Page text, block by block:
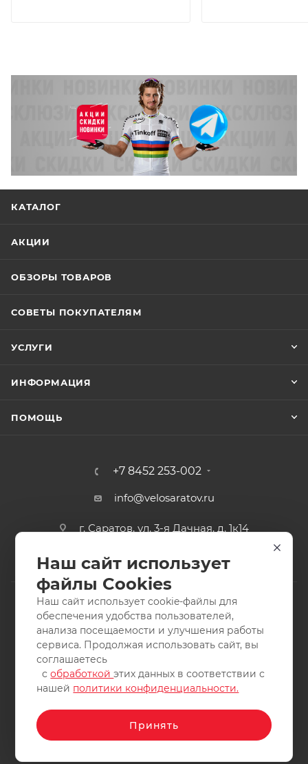
КАТАЛОГ
АКЦИИ
ОБЗОРЫ ТОВАРОВ
СОВЕТЫ ПОКУПАТЕЛЯМ
УСЛУГИ
ИНФОРМАЦИЯ
ПОМОЩЬ
+7 8452 253-002
info@velosaratov.ru
г. Саратов, ул. 3-я Дачная, д. 1к14
2011-2026 © интернет-магазин спортивных товаров
ВелоСаратов. Не является публичной офертой. Все права
защищены. Заимствование материалов и фотографий
запрещено.
Наш сайт использует
файлы Cookies
Наш сайт использует cookie-файлы для
обеспечения удобства пользователей,
анализа посещаемости и улучшения работы
сервиса. Продолжая использовать сайт, вы
соглашаетесь
собработкойэтих данных в соответствии с
нашей политики конфиденциальности.
Принять